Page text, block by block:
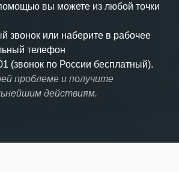
вы можете из любой точки
звонок или наберите в рабочее
телефон
(звонок по России бесплатный).
проблеме и получите
действиям.